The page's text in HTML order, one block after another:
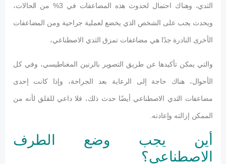
الثدي، وهناك احتمال لحدوث هذه المضاعفات في 3% من الحالات،
ويحدث يجب على الشخص الذي يخضع لعملية جراحية ومن المضاعفات
الأخرى النادرة جدًا هي مضاعفات تمزق الثدي الاصطناعي،
والتي يمكن تأكيدها عن طريق التصوير بالرنين المغناطيسي، وفي كل
الأحوال، هناك حاجة إلى الرعاية بعد الجراحة، وإذا كانت إحدى
مضاعفات الثدي الاصطناعي أيضًا حدث ذلك، فلا داعي للقلق لأنه من
الممكن إزالته وإعادته.
أين يجب وضع الطرف
الاصطناعي؟